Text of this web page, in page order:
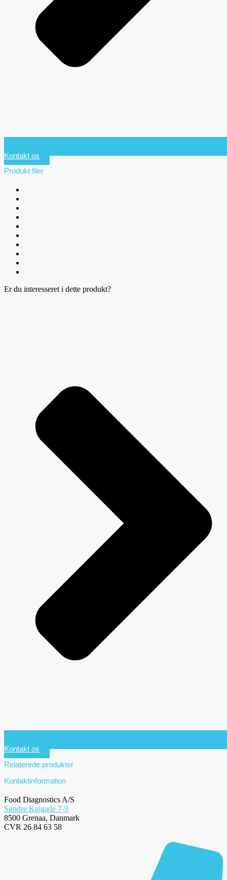
Kontakt os
Produkt filer
Er du interesseret i dette produkt?
Kontakt os
Relaterede produkter
Kontaktinformation
Food Diagnostics A/S
Søndre Kajgade 7-9
8500 Grenaa, Danmark
CVR 26 84 63 58